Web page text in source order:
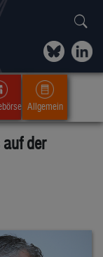
Allgemein
auf der